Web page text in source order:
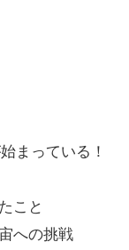
まっている！
こと
への挑戦